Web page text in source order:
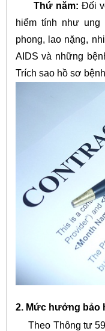
Thứ năm:Đối
hiểm tính như
phong, lao nặng,
AIDS và những
Trích sao hồ sơ
2. Mức hưởng bảo
Theo Thông tư